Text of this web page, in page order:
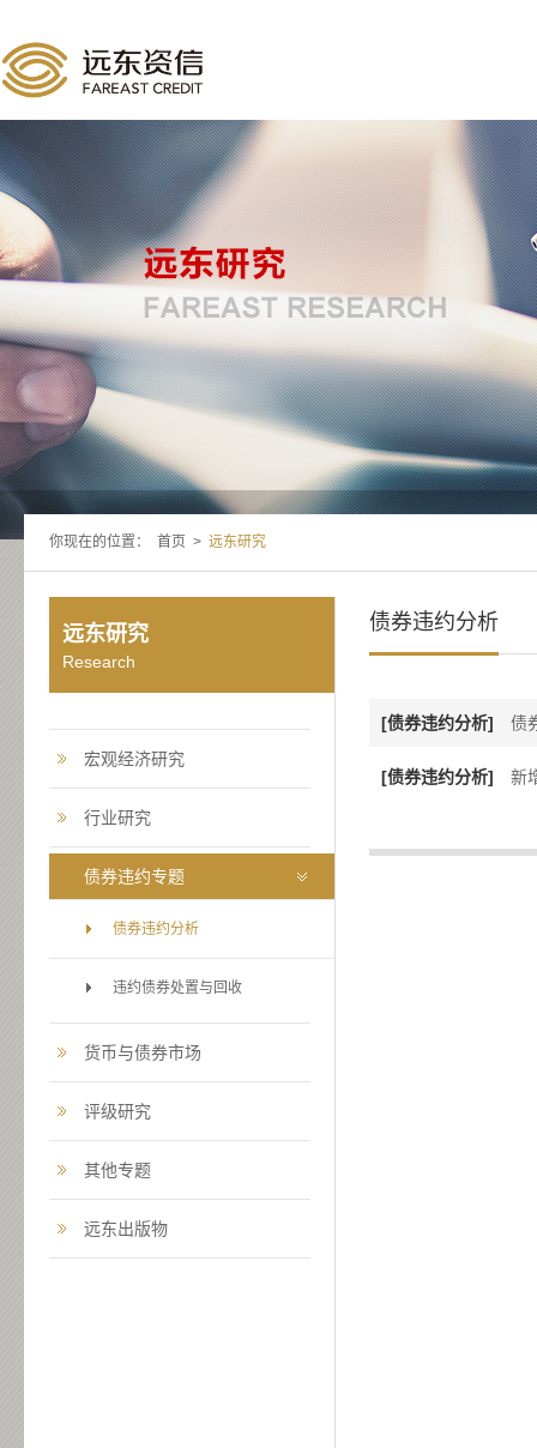
你现在的位置： 首页 > 远东研究
远东研究
Research
宏观经济研究
行业研究
债券违约专题
债券违约分析
违约债券处置与回收
货币与债券市场
评级研究
其他专题
远东出版物
债券违约分析
[债券违约分析] 债
[债券违约分析] 新